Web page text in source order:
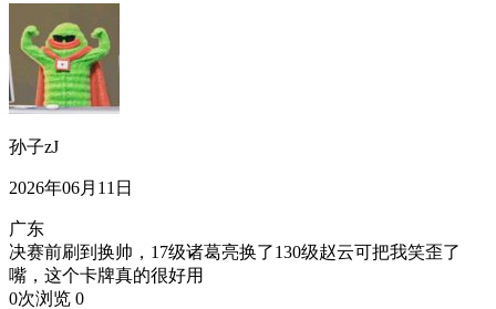
孙子zJ
2026年06月11日
广东
决赛前刷到换帅，17级诸葛亮换了130级赵云可把我笑歪了
嘴，这个卡牌真的很好用
0次浏览 0